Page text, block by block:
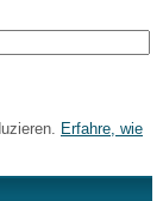
Erfahre, wie